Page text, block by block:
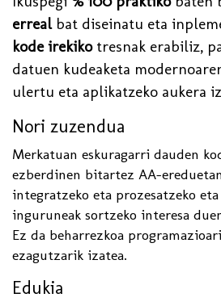
errealbat diseinatu eta
kode irekikotresnak erabiliz,
datuen kudeaketa
ulertu eta aplikatzeko aukera
Nori zuzendua
Merkatuan eskuragarri dauden
ezberdinen bitartez AA-
integratzeko eta prozesatzeko
inguruneak sortzeko interesa
Ez da beharrezkoa
ezagutzarik izatea.
Edukia